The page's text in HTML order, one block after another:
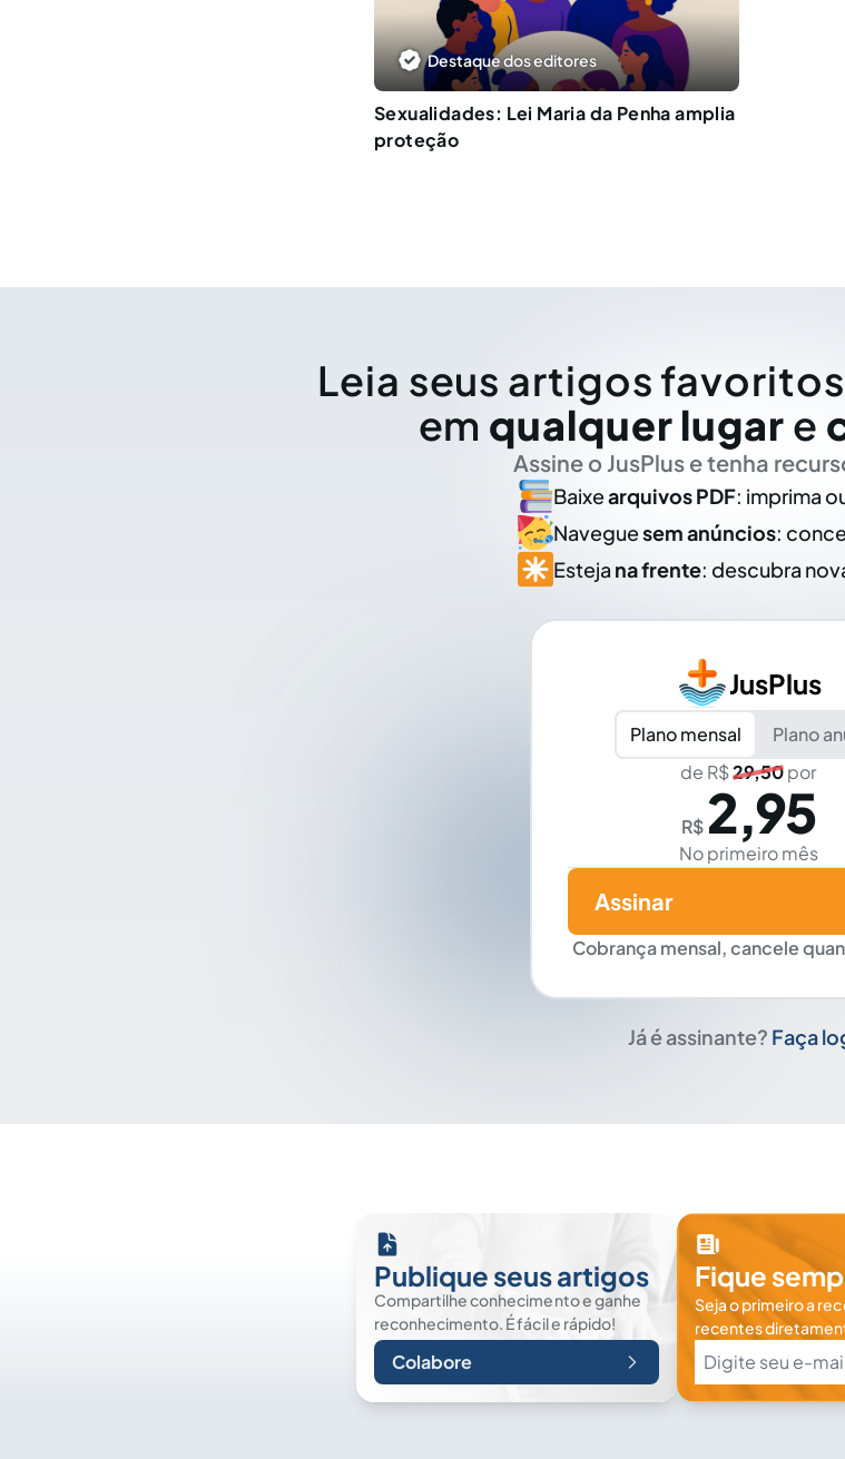
Destaque dos editores
Sexualidades: Lei Maria da Penha amplia
proteção
Leia seus artigos favoritos
em qualquer lugar e
Assine o JusPlus e tenha
Baixearquivos PDF: imprima
Naveguesem anúncios:
Esteja na frente: descubra
JusPlus
Plano mensal
Plano
de R$29,50por
R$ 2,95
No primeiro mês
Cobrança mensal, cancele
Assinar
Já é assinante? Faça
Publique seus artigos
Compartilhe conhecimento e ganhe
reconhecimento. É fácil e rápido!
Colabore
Fique
Seja o primeiro a
recentes